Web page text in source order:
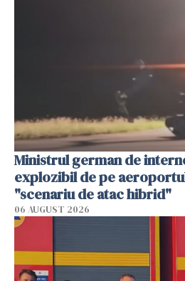
Ministrul german de
explozibil de pe
"scenariu de atac hibrid"
06 AUGUST 2026